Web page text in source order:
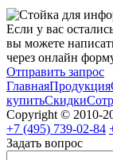
Если у вас
вы можете
через онлайн
Отправить запрос
ГлавнаяПродукция
купитьСкидки
Copyright © 2010-
+7 (495) 739-02-84
Задать вопрос